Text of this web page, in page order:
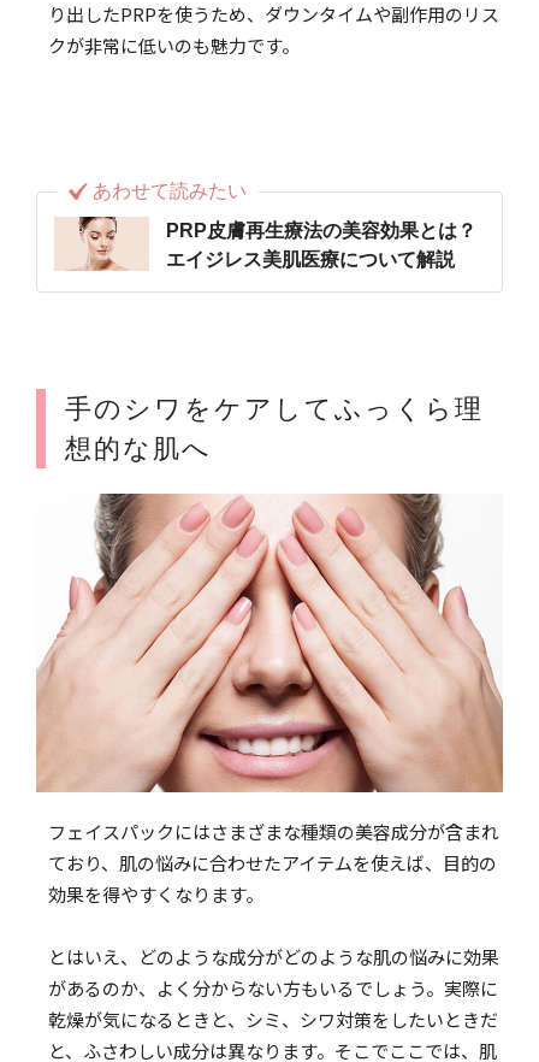
り出したPRPを使うため、ダウンタイムや副作用のリス
クが非常に低いのも魅力です。
あわせて読みたい
PRP皮膚再生療法の美容効果とは？
エイジレス美肌医療について解説
手のシワをケアしてふっくら理
想的な肌へ
フェイスパックにはさまざまな種類の美容成分が含まれ
ており、肌の悩みに合わせたアイテムを使えば、目的の
効果を得やすくなります。
とはいえ、どのような成分がどのような肌の悩みに効果
があるのか、よく分からない方もいるでしょう。実際に
乾燥が気になるときと、シミ、シワ対策をしたいときだ
と、ふさわしい成分は異なります。そこでここでは、肌